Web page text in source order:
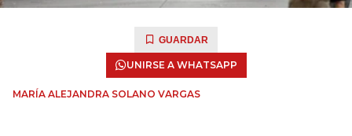
GUARDAR
UNIRSE A WHATSAPP
MARÍA ALEJANDRA SOLANO VARGAS